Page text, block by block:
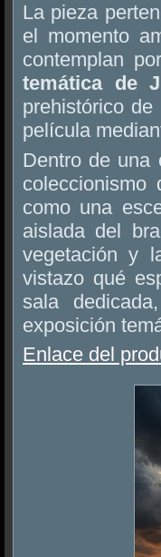
La pieza
el momento
contemplan
temática de
prehistórico
película
Dentro de una
como una
aislada del
vegetación y
vistazo qué
sala
exposición
Enlace del